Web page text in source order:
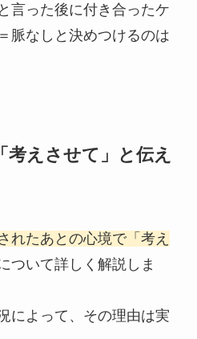
言った後に付き合ったケ
脈なしと決めつけるのは
えさせて」と伝え
れたあとの心境で「考え
ついて詳しく解説しま
によって、その理由は実